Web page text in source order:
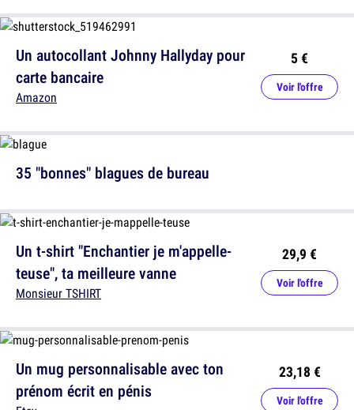
Un autocollant Johnny Hallyday pour
carte bancaire
Amazon
5 €
Voir l'offre
Un t-shirt "Enchantier je m'appelle-
teuse", ta meilleure vanne
Monsieur TSHIRT
29,9 €
Voir l'offre
35 "bonnes" blagues de bureau
Un mug personnalisable avec ton
prénom écrit en pénis
23,18 €
Voir l'offre